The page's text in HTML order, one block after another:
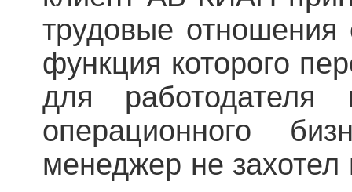
трудовые отношения
функция которого
для работодателя
операционного
менеджер не захотел